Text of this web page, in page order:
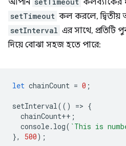
আপনি কলব্যাকের
setTimeout কল করলে, দ্বিতীয়
setInterval এর সাথে, প্রতিটি
দিয়ে বোঝা সহজ হতে পারে:
let chainCount = 0 ;
setInterval(() => {
chainCount++ ;
console. log( `This is
},
500);